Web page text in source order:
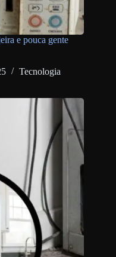
e pouca gente
Tecnologia